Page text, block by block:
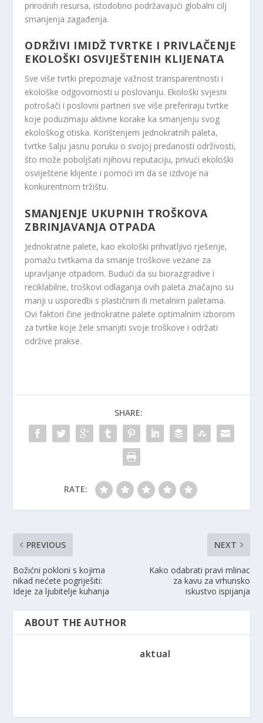
prirodnih resursa, istodobno podržavajući globalni cilj
smanjenja zagađenja.
ODRŽIVI IMIDŽ TVRTKE I PRIVLAČENJE
EKOLOŠKI OSVIJEŠTENIH KLIJENATA
Sve više tvrtki prepoznaje važnost transparentnosti i
ekološke odgovornosti u poslovanju. Ekološki svjesni
potrošači i poslovni partneri sve više preferiraju tvrtke
koje poduzimaju aktivne korake ka smanjenju svog
ekološkog otiska. Korištenjem jednokratnih paleta,
tvrtke šalju jasnu poruku o svojoj predanosti održivosti,
što može poboljšati njihovu reputaciju, privući ekološki
osviještene klijente i pomoći im da se izdvoje na
konkurentnom tržištu.
SMANJENJE UKUPNIH TROŠKOVA
ZBRINJAVANJA OTPADA
Jednokratne palete, kao ekološki prihvatljivo rješenje,
pomažu tvrtkama da smanje troškove vezane za
upravljanje otpadom. Budući da su biorazgradive i
reciklabilne, troškovi odlaganja ovih paleta značajno su
manji u usporedbi s plastičnim ili metalnim paletama.
Ovi faktori čine jednokratne palete optimalnim izborom
za tvrtke koje žele smanjiti svoje troškove i održati
održive prakse.
SHARE:
RATE:
PREVIOUS
Božićni pokloni s kojima
nikad nećete pogriješiti:
Ideje za ljubitelje kuhanja
NEXT
Kako odabrati pravi mlinac
za kavu za vrhunsko
iskustvo ispijanja
ABOUT THE AUTHOR
aktual